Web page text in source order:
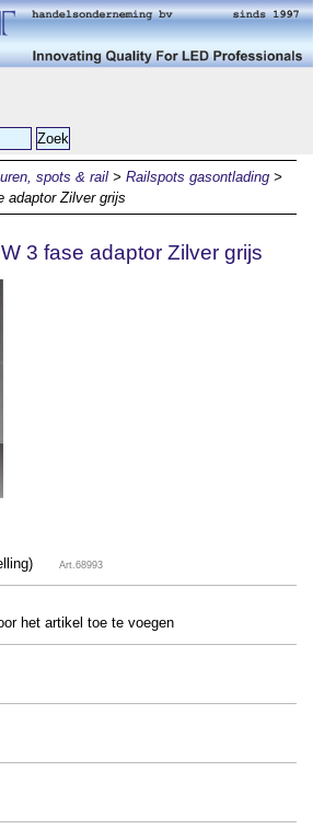
spots & rail > Railspots gasontlading >
adaptor Zilver grijs
3 fase adaptor Zilver grijs
Art.68993
het artikel toe te voegen